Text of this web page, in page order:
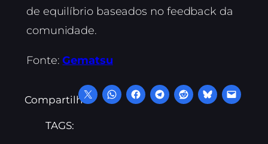
de equilíbrio baseados no feedback da
comunidade.
Fonte:Gematsu
Compartilhe:
TAGS: